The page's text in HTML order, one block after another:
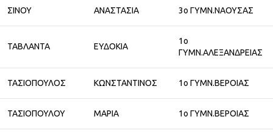
ΣΙΝΟΥ ΑΝΑΣΤΑΣΙΑ 3ο ΓΥΜΝ.ΝΑΟΥΣΑΣ
ΤΑΒΛΑΝΤΑ ΕΥΔΟΚΙΑ
1ο
ΓΥΜΝ.ΑΛΕΞΑΝΔΡΕΙΑΣ
ΤΑΣΙΟΠΟΥΛΟΣ ΚΩΝΣΤΑΝΤΙΝΟΣ 1ο ΓΥΜΝ.ΒΕΡΟΙΑΣ
ΤΑΣΙΟΠΟΥΛΟΥ ΜΑΡΙΑ 1ο ΓΥΜΝ.ΒΕΡΟΙΑΣ